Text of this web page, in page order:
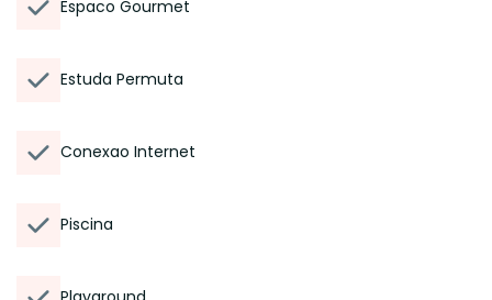
Espaco Gourmet
Estuda Permuta
Conexao Internet
Piscina